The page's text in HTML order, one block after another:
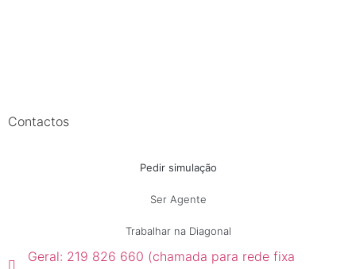
Contactos
Pedir simulação
Ser Agente
Trabalhar na Diagonal
Geral: 219 826 660 (chamada para rede fixa